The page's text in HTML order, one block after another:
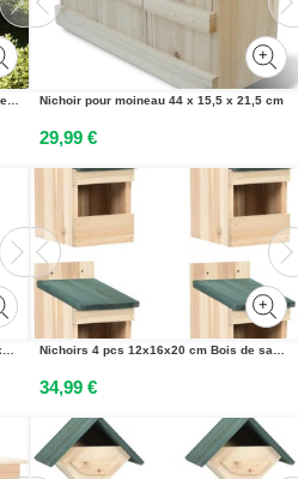
Baignoire de jardin pour oiseaux Bronze Plastique Nichoir pour moineau 44 x 15,5 x 21,5 cm
29,99 €
Mangeoire à oiseaux et support 37x28x100cm Bois de sapin massif Nichoirs 4 pcs 12x16x20 cm Bois de sapin
34,99 €